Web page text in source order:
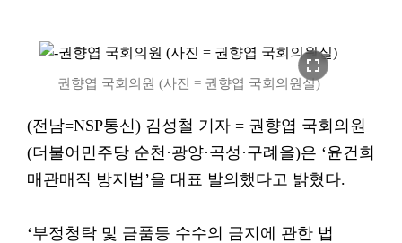
fullscreen
권향엽 국회의원 (사진 = 권향엽 국회의원실)
(전남=NSP통신) 김성철 기자 = 권향엽 국회의원
(더불어민주당 순천·광양·곡성·구례을)은 ‘윤건희
매관매직 방지법’을 대표 발의했다고 밝혔다.
‘부정청탁 및 금품등 수수의 금지에 관한 법